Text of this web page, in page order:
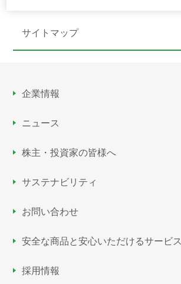
サイトマップ
企業情報
ニュース
株主・投資家の皆様へ
サステナビリティ
お問い合わせ
安全な商品と安心いただけるサービス
採用情報